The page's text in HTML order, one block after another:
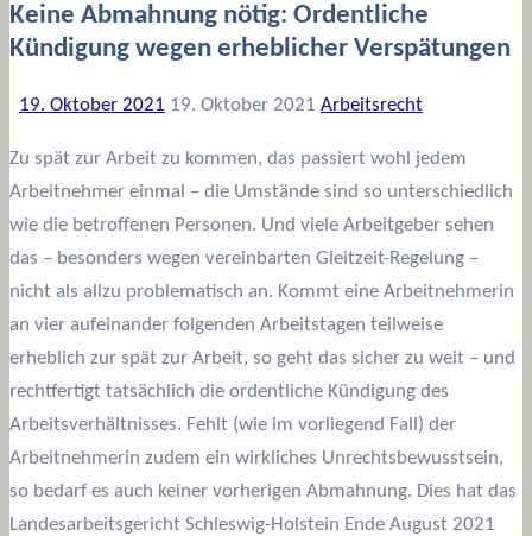
Keine Abmahnung nötig: Ordentliche
Kündigung wegen erheblicher Verspätungen
19. Oktober 2021 19. Oktober 2021 Arbeitsrecht
Zu spät zur Arbeit zu kommen, das passiert wohl jedem
Arbeitnehmer einmal – die Umstände sind so unterschiedlich
wie die betroffenen Personen. Und viele Arbeitgeber sehen
das – besonders wegen vereinbarten Gleitzeit-Regelung –
nicht als allzu problematisch an. Kommt eine Arbeitnehmerin
an vier aufeinander folgenden Arbeitstagen teilweise
erheblich zur spät zur Arbeit, so geht das sicher zu weit – und
rechtfertigt tatsächlich die ordentliche Kündigung des
Arbeitsverhältnisses. Fehlt (wie im vorliegend Fall) der
Arbeitnehmerin zudem ein wirkliches Unrechtsbewusstsein,
so bedarf es auch keiner vorherigen Abmahnung. Dies hat das
Landesarbeitsgericht Schleswig-Holstein Ende August 2021